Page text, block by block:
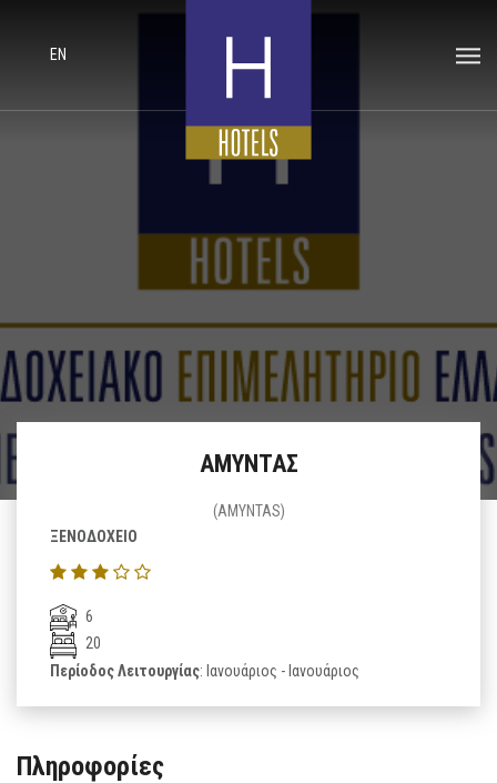
EN
ΑΜΥΝΤΑΣ
(AMYNTAS)
ΞΕΝΟΔΟΧΕΙΟ
6
20
Περίοδος Λειτουργίας: Ιανουάριος - Ιανουάριος
Πληροφορίες